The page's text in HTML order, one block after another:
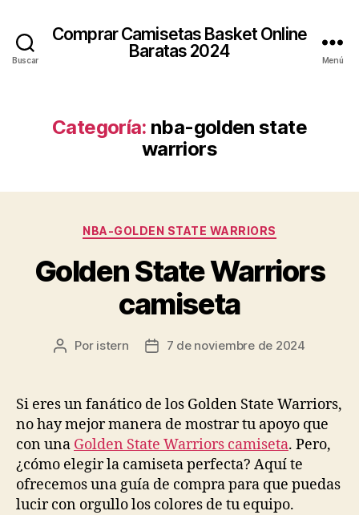
Buscar
Comprar Camisetas Basket Online
Baratas 2024
Menú
Categoría: nba-golden state
warriors
Categorías
NBA-GOLDEN STATE WARRIORS
Golden State Warriors
camiseta
Autor
entrada
Por istern
Fecha
entrada
7 de noviembre de 2024
Si eres un fanático de los Golden State Warriors,
no hay mejor manera de mostrar tu apoyo que
con una Golden State Warriors camiseta. Pero,
¿cómo elegir la camiseta perfecta? Aquí te
ofrecemos una guía de compra para que puedas
lucir con orgullo los colores de tu equipo.